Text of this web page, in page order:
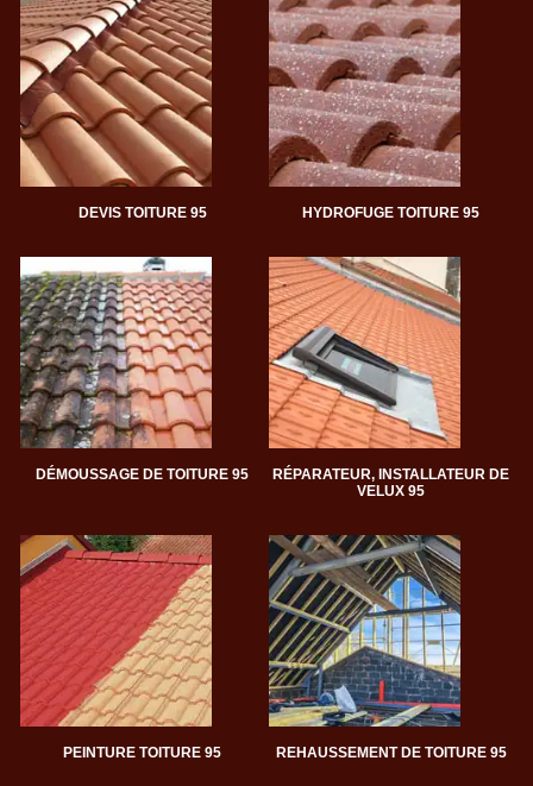
DEVIS TOITURE 95 HYDROFUGE TOITURE 95
DÉMOUSSAGE DE TOITURE 95
RÉPARATEUR, INSTALLATEUR DE
VELUX 95
PEINTURE TOITURE 95 REHAUSSEMENT DE TOITURE 95